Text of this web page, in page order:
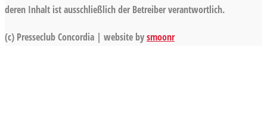
deren Inhalt ist ausschließlich der Betreiber verantwortlich.
(c) Presseclub Concordia | website bysmoonr